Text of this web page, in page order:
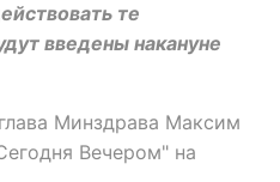
те
введены накануне
Минздрава Максим
Вечером" на